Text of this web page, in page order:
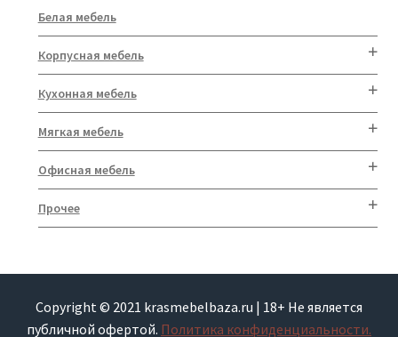
Белая мебель
Корпусная мебель
Кухонная мебель
Мягкая мебель
Офисная мебель
Прочее
Copyright © 2021 krasmebelbaza.ru | 18+ Не является
публичной офертой. Политика конфиденциальности.